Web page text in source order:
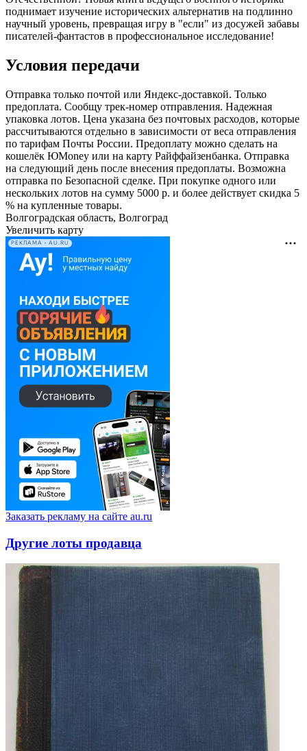
поднимает изучение исторических альтернатив на подлинно
научный уровень, превращая игру в "если" из досужей забавы
писателей-фантастов в профессиональное исследование!
Условия передачи
Отправка только почтой или Яндекс-доставкой. Только
предоплата. Сообщу трек-номер отправления. Надежная
упаковка лотов. Цена указана без почтовых расходов, которые
рассчитываются отдельно в зависимости от веса отправления
по тарифам Почты России. Предоплату можно сделать на
кошелёк ЮMoney или на карту Райффайзенбанка. Отправка
на следующий день после внесения предоплаты. Возможна
отправка по Безопасной сделке. При покупке одного или
нескольких лотов на сумму 5000 р. и более действует скидка 5
% на купленные товары.
Волгоградская область, Волгоград
Увеличить карту
РЕКЛАМА • AU.RU
Заказать рекламу на сайте au.ru
Другие лоты продавца